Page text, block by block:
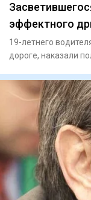
эффектного
19-летнего
дороге, наказали